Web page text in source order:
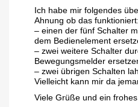
Ich habe mir folgendes
Ahnung ob das funktioniert:
– einen der fünf Schalter
dem Bedienelement
– zwei weitere Schalter
Bewegungsmelder
– zwei übrigen Schalten
Vielleicht kann mir da
Viele Grüße und ein